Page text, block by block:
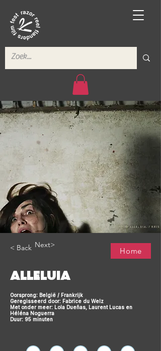
< Back Next>
Home
ALLELUIA
Oorsprong: België / Frankrijk
Geregisseerd door: Fabrice du Welz
Met onder meer: Lola Dueñas, Laurent Lucas en
Héléna Noguerra
Duur: 95 minuten